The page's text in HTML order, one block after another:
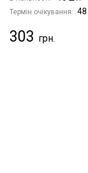
Термін очікування: 48
303